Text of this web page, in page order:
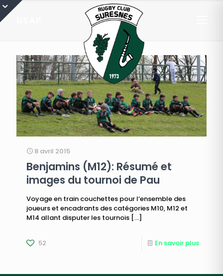
8 avril 2015
Benjamins (M12): Résumé et
images du tournoi de Pau
Voyage en train couchettes pour l’ensemble des
joueurs et encadrants des catégories M10, M12 et
M14 allant disputer les tournois […]
52 En savoir plus